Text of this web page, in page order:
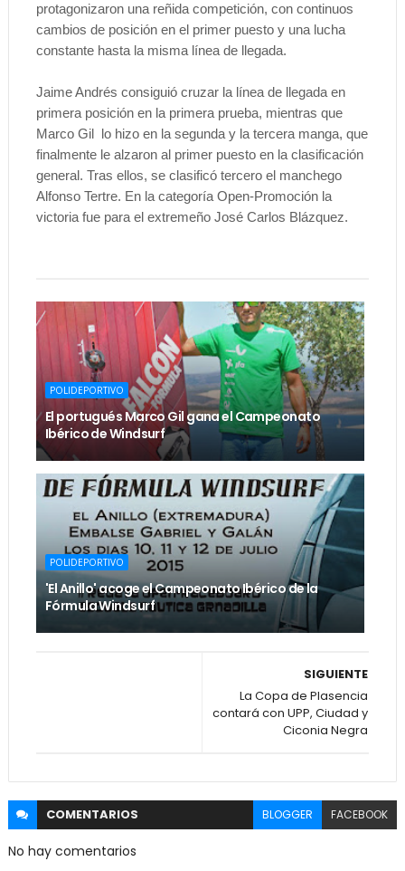
protagonizaron una reñida competición, con continuos
cambios de posición en el primer puesto y una lucha
constante hasta la misma línea de llegada.
Jaime Andrés consiguió cruzar la línea de llegada en
primera posición en la primera prueba, mientras que
Marco Gil
lo hizo en la segunda y la tercera manga, que
finalmente le alzaron al primer puesto en la clasificación
general. Tras ellos, se clasificó tercero el manchego
Alfonso Tertre. En la categoría Open-Promoción la
victoria fue para el extremeño José Carlos Blázquez.
POLIDEPORTIVO
El portugués Marco Gil gana el Campeonato
Ibérico de Windsurf
POLIDEPORTIVO
'El Anillo' acoge el Campeonato Ibérico de la
Fórmula Windsurf
SIGUIENTE
La Copa de Plasencia
contará con UPP, Ciudad y
Ciconia Negra
COMENTARIOS BLOGGER FACEBOOK
No hay comentarios